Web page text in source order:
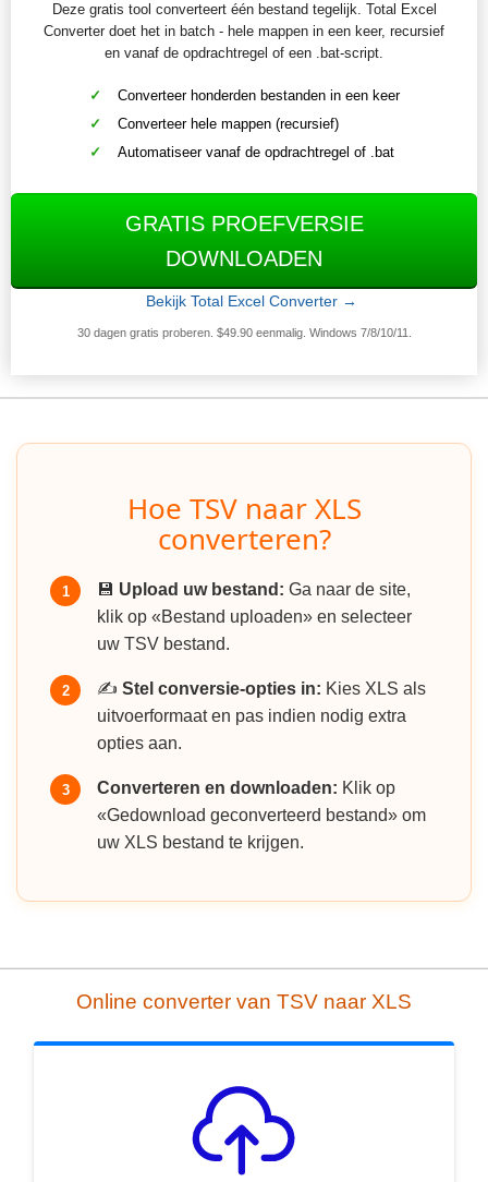
Deze gratis tool converteert één bestand tegelijk. Total Excel
Converter doet het in batch - hele mappen in een keer, recursief
en vanaf de opdrachtregel of een .bat-script.
Converteer honderden bestanden in een keer
Converteer hele mappen (recursief)
Automatiseer vanaf de opdrachtregel of .bat
GRATIS PROEFVERSIE
DOWNLOADEN
Bekijk Total Excel Converter →
30 dagen gratis proberen. $49.90 eenmalig. Windows 7/8/10/11.
Hoe TSV naar XLS
converteren?
1 💾 Upload uw bestand: Ga naar de site,
klik op «Bestand uploaden» en selecteer
uw TSV bestand.
2 ✍️ Stel conversie-opties in: Kies XLS als
uitvoerformaat en pas indien nodig extra
opties aan.
3 Converteren en downloaden: Klik op
«Gedownload geconverteerd bestand» om
uw XLS bestand te krijgen.
Online converter van TSV naar XLS